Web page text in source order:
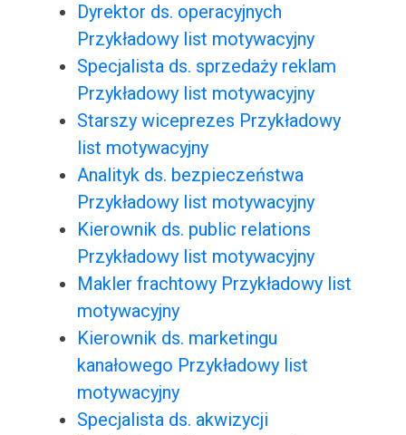
Dyrektor ds. operacyjnych
Przykładowy list motywacyjny
Specjalista ds. sprzedaży reklam
Przykładowy list motywacyjny
Starszy wiceprezes Przykładowy
list motywacyjny
Analityk ds. bezpieczeństwa
Przykładowy list motywacyjny
Kierownik ds. public relations
Przykładowy list motywacyjny
Makler frachtowy Przykładowy list
motywacyjny
Kierownik ds. marketingu
kanałowego Przykładowy list
motywacyjny
Specjalista ds. akwizycji